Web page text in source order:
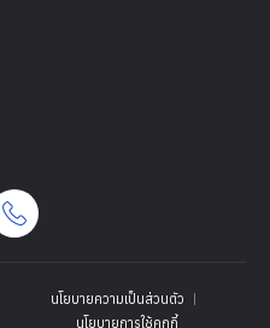
นโยบายความเป็นส่วนตัว
นโยบายการใช้คุกกี้